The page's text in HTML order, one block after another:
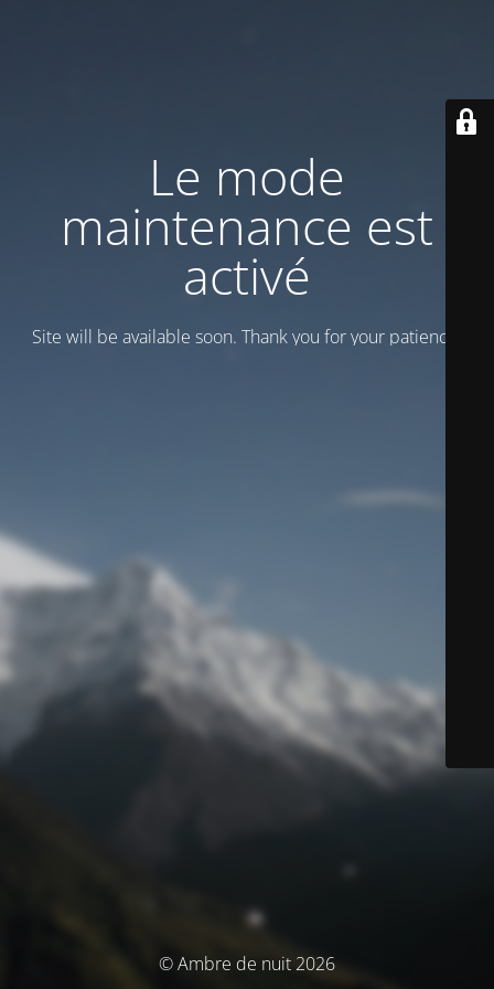
Le mode
maintenance est
activé
Site will be available soon. Thank you for your patience!
© Ambre de nuit 2026